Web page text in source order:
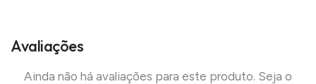
Avaliações
Ainda não há avaliações para este produto. Seja o